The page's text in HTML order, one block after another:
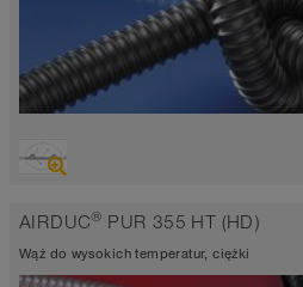
Wąż wyciągowo-przesyłowy odporny
Grubość ścianki 1,0mm
-40°C do 125°C (150°C)
AIRDUC® PUR 355 HT (HD)
Wąż do wysokich temperatur, ciężki